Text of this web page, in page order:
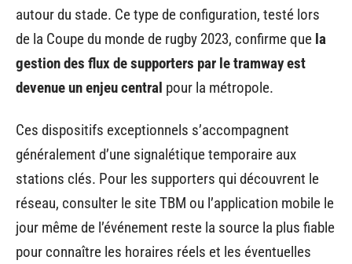
autour du stade. Ce type de configuration, testé lors
de la Coupe du monde de rugby 2023, confirme que la
gestion des flux de supporters par le tramway est
devenue un enjeu central pour la métropole.
Ces dispositifs exceptionnels s’accompagnent
généralement d’une signalétique temporaire aux
stations clés. Pour les supporters qui découvrent le
réseau, consulter le site TBM ou l’application mobile le
jour même de l’événement reste la source la plus fiable
pour connaître les horaires réels et les éventuelles